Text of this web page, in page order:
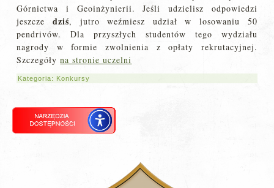
Górnictwa i Geoinżynierii. Jeśli udzielisz odpowiedzi
jeszczedziś, jutro weźmiesz udział w losowaniu 50
pendrivów. Dla przyszłych studentów tego wydziału
nagrody w formie zwolnienia z opłaty rekrutacyjnej.
Szczegółyna stronie uczelni
Kategoria: Konkursy